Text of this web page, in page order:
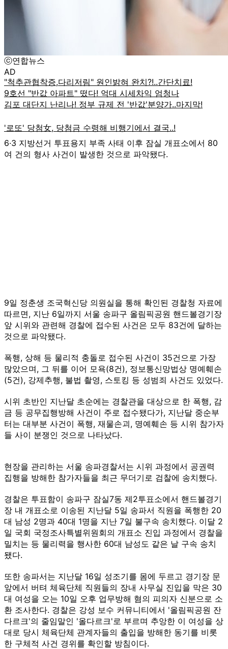
ⓒ연합뉴스
AD
6·3 지방선거 투표용지 부족 사태 이후 잠실 개표소에서 80
여 건의 형사 사건이 발생한 것으로 파악됐다.
9일 정춘생 조국혁신당 의원실을 통해 확인된 경찰청 자료에
따르면, 지난 6일까지 서울 송파구 올림픽공원 핸드볼경기장
앞 시위와 관련해 경찰에 접수된 사건은 모두 83건에 달하는
것으로 파악됐다.
폭행, 상해 등 물리적 충돌로 접수된 사건이 35건으로 가장
많았으며, 그 뒤를 이어 모욕(8건), 정보통신망법상 명예훼손
(5건), 강제추행, 불법 촬영, 스토킹 등 성범죄 사건도 있었다.
시위 초반인 지난달 초순에는 경찰관을 대상으로 한 폭행, 감
금 등 공무집행방해 사건이 주로 접수됐다가, 지난달 중순부
터는 대부분 사건이 폭행, 재물손괴, 명예훼손 등 시위 참가자
들 사이 분쟁인 것으로 나타났다.
현장을 관리하는 서울 송파경찰서는 시위 과정에서 공권력
집행을 방해한 참가자들을 최근 무더기로 검찰에 송치했다.
경찰은 투표함이 송파구 잠실7동 제2투표소에서 핸드볼경기
장 내 개표소로 이송된 지난달 5일 송파서 직원을 폭행한 20
대 남성 2명과 40대 1명을 지난 7일 불구속 송치했다. 이달 2
일 국회 국정조사특별위원회의 개표소 진입 과정에서 경찰을
밀치는 등 물리력을 행사한 60대 남성도 같은 날 구속 송치
됐다.
또한 송파서는 지난달 16일 성조기를 몸에 두르고 경기장 문
앞에서 버텨 체육단체 직원들의 장내 사무실 진입을 막은 30
대 여성을 오는 10일 오후 업무방해 혐의 피의자 신분으로 소
환 조사한다. 경찰은 강성 보수 커뮤니티에서 '올림픽공원 잔
다르크'의 줄임말인 '올다르크'로 부르며 추앙한 이 여성을 상
대로 당시 체육단체 관계자들의 출입을 방해한 동기를 비롯
한 구체적 사건 경위를 확인할 방침이다.